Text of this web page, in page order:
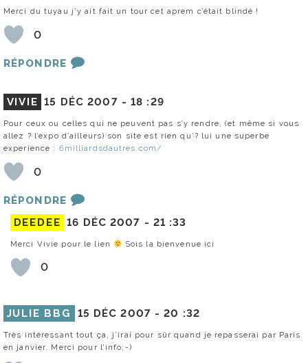
Merci du tuyau j’y ait fait un tour cet aprem c’était blindé !
0
RÉPONDRE
VIVIE 15 DÉC 2007 -18 :29
Pour ceux ou celles qui ne peuvent pas s’y rendre, (et même si vous
allez ? l’expo d’ailleurs) son site est rien qu’? lui une superbe
experience : 6milliardsdautres.com/
0
RÉPONDRE
DEEDEE 16 DÉC 2007 - 21 :33
Merci Vivie pour le lien Sois la bienvenue ici
0
JULIE BBG 15 DÉC 2007 -20 :32
Très intéressant tout ça, j’irai pour sûr quand je repasserai par Paris
en janvier. Merci pour l’info;-)